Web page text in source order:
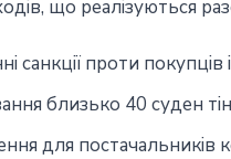
що реалізуються
санкції проти покупців
близько 40 суден
для постачальників